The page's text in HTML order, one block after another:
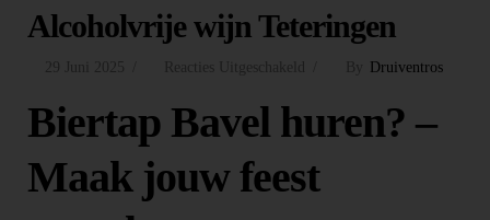
Alcoholvrije wijn Teteringen
29 Juni 2025 By Druiventros
Reacties Uitgeschakeld
Biertap Bavel huren? –
Maak jouw feest